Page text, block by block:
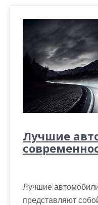
Лучшие
Лучшие
представляют